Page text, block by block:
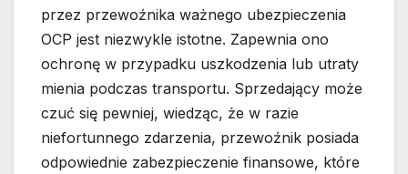
przez przewoźnika ważnego ubezpieczenia
OCP jest niezwykle istotne. Zapewnia ono
ochronę w przypadku uszkodzenia lub utraty
mienia podczas transportu. Sprzedający może
czuć się pewniej, wiedząc, że w razie
niefortunnego zdarzenia, przewoźnik posiada
odpowiednie zabezpieczenie finansowe, które